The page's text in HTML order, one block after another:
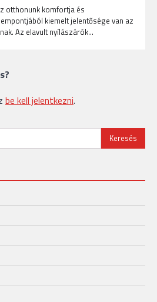
otthonunk komfortja és
kiemelt jelentősége van az
Az elavult nyílászárók…
be kell jelentkezni.